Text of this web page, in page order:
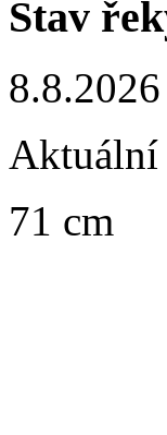
Stav
Aktuální
71 cm